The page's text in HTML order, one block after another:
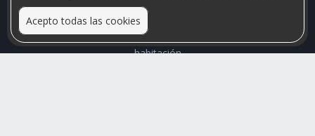
Acepto todas las cookies
Relacionamos personas que arriendan con las que buscan una
habitación